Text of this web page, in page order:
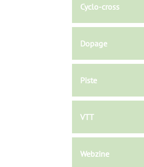
Cyclo-cross
Dopage
Piste
VTT
Webzine